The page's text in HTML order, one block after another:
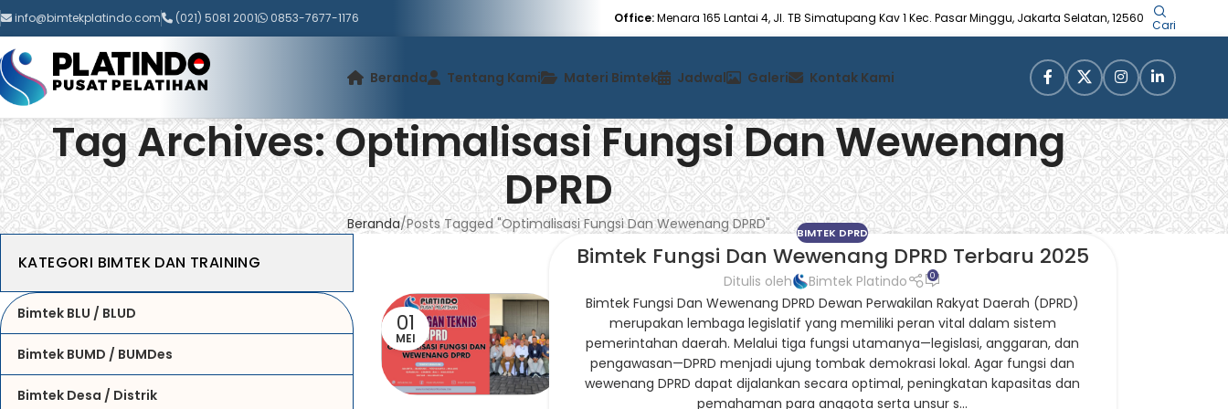
info@bimtekplatindo.com (021) 5081 2001 0853-7677-1176 Office:Menara 165 Lantai 4, Jl. TB Simatupang Kav 1 Kec. Pasar Minggu, Jakarta Selatan, 12560 Cari
Beranda Tentang Kami Materi Bimtek Jadwal Galeri Kontak Kami
Tag Archives: Optimalisasi Fungsi Dan Wewenang
DPRD
Beranda Posts Tagged "Optimalisasi Fungsi Dan Wewenang DPRD"
KATEGORI BIMTEK DAN TRAINING
Bimtek BLU / BLUD
Bimtek BUMD / BUMDes
Bimtek Desa / Distrik
01
MEI
BIMTEK DPRD
Bimtek Fungsi Dan Wewenang DPRD Terbaru 2025
Ditulis oleh Bimtek Platindo 0
Bimtek Fungsi Dan Wewenang DPRD Dewan Perwakilan Rakyat Daerah (DPRD)
merupakan lembaga legislatif yang memiliki peran vital dalam sistem
pemerintahan daerah. Melalui tiga fungsi utamanya—legislasi, anggaran, dan
pengawasan—DPRD menjadi ujung tombak demokrasi lokal. Agar fungsi dan
wewenang DPRD dapat dijalankan secara optimal, peningkatan kapasitas dan
pemahaman para anggota serta unsur s...